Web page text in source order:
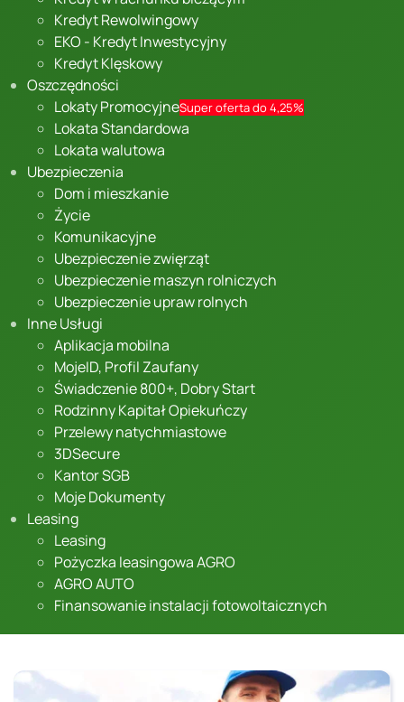
Kredyt Rewolwingowy
EKO - Kredyt Inwestycyjny
Kredyt Klęskowy
Oszczędności
Lokaty PromocyjneSuper oferta do 4,25%
Lokata Standardowa
Lokata walutowa
Ubezpieczenia
Dom i mieszkanie
Życie
Komunikacyjne
Ubezpieczenie zwięrząt
Ubezpieczenie maszyn rolniczych
Ubezpieczenie upraw rolnych
Inne Usługi
Aplikacja mobilna
MojeID, Profil Zaufany
Świadczenie 800+, Dobry Start
Rodzinny Kapitał Opiekuńczy
Przelewy natychmiastowe
3DSecure
Kantor SGB
Moje Dokumenty
Leasing
Leasing
Pożyczka leasingowa AGRO
AGRO AUTO
Finansowanie instalacji fotowoltaicznych